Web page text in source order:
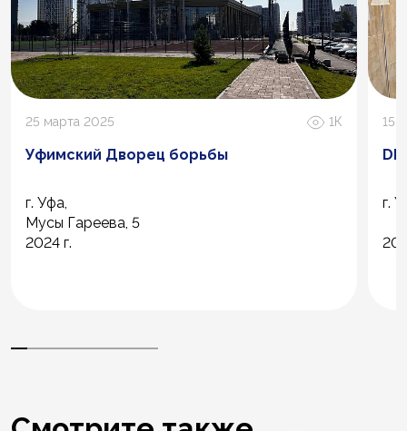
25 марта 2025 1К
Уфимский Дворец борьбы
г. Уфа,
Мусы Гареева, 5
2024 г.
15
г.